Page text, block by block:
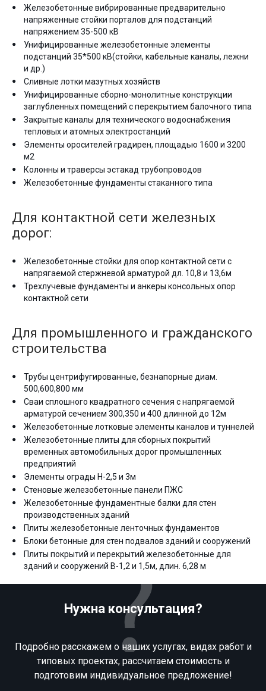
Железобетонные вибрированные предварительно
напряженные стойки порталов для подстанций
напряжением 35-500 кВ
Унифицированные железобетонные элементы
подстанций 35*500 кВ(стойки, кабельные каналы, лежни
и др.)
Сливные лотки мазутных хозяйств
Унифицированные сборно-монолитные конструкции
заглубленных помещений с перекрытием балочного типа
Закрытые каналы для технического водоснабжения
тепловых и атомных электростанций
Элементы оросителей градирен, площадью 1600 и 3200
м2
Колонны и траверсы эстакад трубопроводов
Железобетонные фундаменты стаканного типа
Для контактной сети железных
дорог:
Железобетонные стойки для опор контактной сети с
напрягаемой стержневой арматурой дл. 10,8 и 13,6м
Трехлучевые фундаменты и анкеры консольных опор
контактной сети
Для промышленного и гражданского
строительства
Трубы центрифугированные, безнапорные диам.
500,600,800 мм
Сваи сплошного квадратного сечения с напрягаемой
арматурой сечением 300,350 и 400 длинной до 12м
Железобетонные лотковые элементы каналов и туннелей
Железобетонные плиты для сборных покрытий
временных автомобильных дорог промышленных
предприятий
Элементы ограды Н-2,5 и 3м
Стеновые железобетонные панели ПЖС
Железобетонные фундаментные балки для стен
производственных зданий
Плиты железобетонные ленточных фундаментов
Блоки бетонные для стен подвалов зданий и сооружений
Плиты покрытий и перекрытий железобетонные для
зданий и сооружений В-1,2 и 1,5м, длин. 6,28 м
Нужна консультация?
Подробно расскажем о наших услугах, видах работ и
типовых проектах, рассчитаем стоимость и
подготовим индивидуальное предложение!